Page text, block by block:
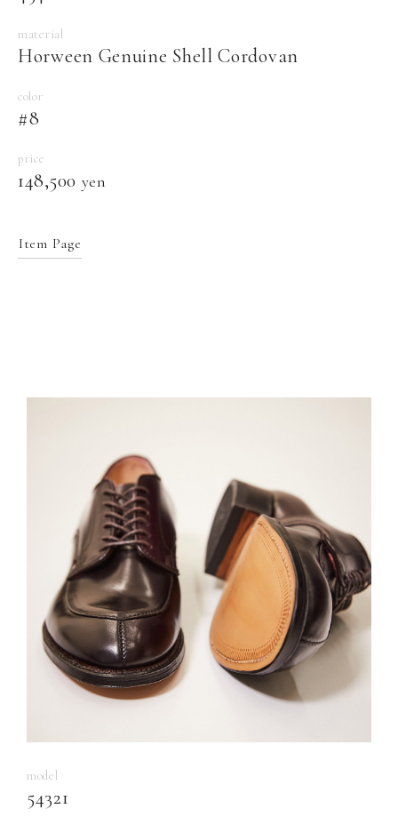
material
Horween Genuine Shell Cordovan
color
#8
price
148,500 yen
Item Page
model
54321